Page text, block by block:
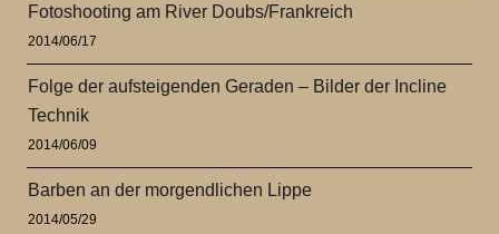
Fotoshooting am River Doubs/Frankreich
2014/06/17
Folge der aufsteigenden Geraden – Bilder der Incline
Technik
2014/06/09
Barben an der morgendlichen Lippe
2014/05/29